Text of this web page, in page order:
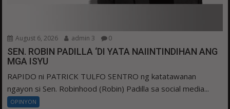
August 6, 2026 admin 3 0
SEN. ROBIN PADILLA ‘DI YATA NAIINTINDIHAN ANG
MGA ISYU
RAPIDO ni PATRICK TULFO SENTRO ng katatawanan
ngayon si Sen. Robinhood (Robin) Padilla sa social media...
OPINYON